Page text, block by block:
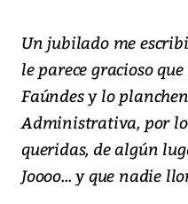
Un jubilado me
le parece gracioso
Faúndes y lo
Administrativa, por
queridas, de algún
Joooo... y que nadie